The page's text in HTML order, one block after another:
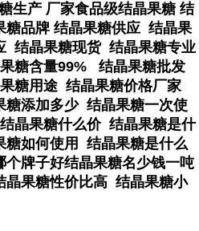
生产 厂家食品级结晶果糖 结
品牌 结晶果糖供应 结晶果
结晶果糖现货 结晶果糖专业
糖含量99% 结晶果糖批发
糖用途 结晶果糖价格厂家
添加多少 结晶果糖一次使
晶果糖什么价 结晶果糖是什
如何使用 结晶果糖是什么
牌子好结晶果糖名少钱一吨
果糖性价比高 结晶果糖小